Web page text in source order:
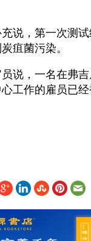
说，第一次测
疽菌污染。
说，一名在弗
工作的雇员已